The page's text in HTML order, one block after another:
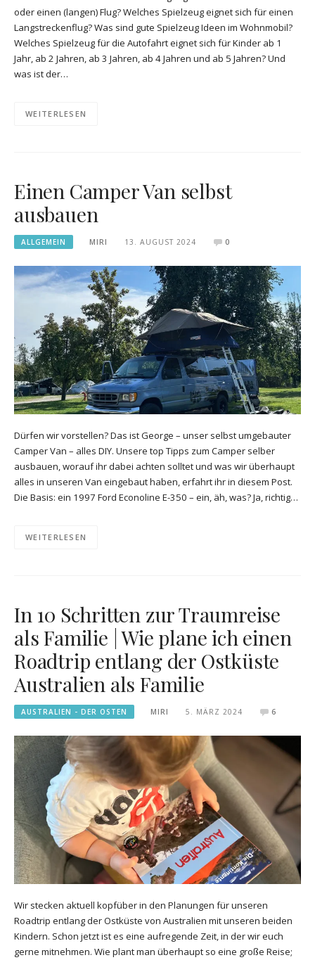
oder einen (langen) Flug? Welches Spielzeug eignet sich für einen
Langstreckenflug? Was sind gute Spielzeug Ideen im Wohnmobil?
Welches Spielzeug für die Autofahrt eignet sich für Kinder ab 1
Jahr, ab 2 Jahren, ab 3 Jahren, ab 4 Jahren und ab 5 Jahren? Und
was ist der…
WEITERLESEN
Einen Camper Van selbst
ausbauen
ALLGEMEIN MIRI 13. AUGUST 2024 0
Dürfen wir vorstellen? Das ist George – unser selbst umgebauter
Camper Van – alles DIY. Unsere top Tipps zum Camper selber
ausbauen, worauf ihr dabei achten solltet und was wir überhaupt
alles in unseren Van eingebaut haben, erfahrt ihr in diesem Post.
Die Basis: ein 1997 Ford Econoline E-350 – ein, äh, was? Ja, richtig…
WEITERLESEN
In 10 Schritten zur Traumreise
als Familie | Wie plane ich einen
Roadtrip entlang der Ostküste
Australien als Familie
AUSTRALIEN - DER OSTEN MIRI 5. MÄRZ 2024 6
Wir stecken aktuell kopfüber in den Planungen für unseren
Roadtrip entlang der Ostküste von Australien mit unseren beiden
Kindern. Schon jetzt ist es eine aufregende Zeit, in der wir euch
gerne mitnehmen. Wie plant man überhaupt so eine große Reise;